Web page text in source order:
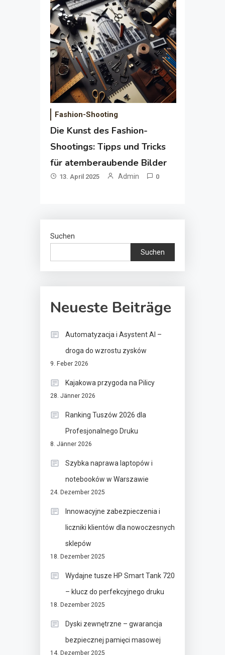
Fashion-Shooting
Die Kunst des Fashion-
Shootings: Tipps und Tricks
für atemberaubende Bilder
13. April 2025 Admin 0
Suchen
Suchen
Neueste Beiträge
Automatyzacja i Asystent AI –
droga do wzrostu zysków
9. Feber 2026
Kajakowa przygoda na Pilicy
28. Jänner 2026
Ranking Tuszów 2026 dla
Profesjonalnego Druku
8. Jänner 2026
Szybka naprawa laptopów i
notebooków w Warszawie
24. Dezember 2025
Innowacyjne zabezpieczenia i
liczniki klientów dla nowoczesnych
sklepów
18. Dezember 2025
Wydajne tusze HP Smart Tank 720
– klucz do perfekcyjnego druku
18. Dezember 2025
Dyski zewnętrzne – gwarancja
bezpiecznej pamięci masowej
14. Dezember 2025